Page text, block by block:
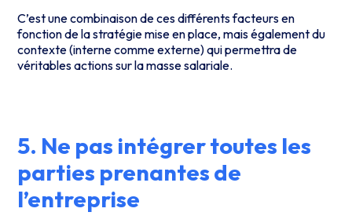
C’est une combinaison de ces différents facteurs en
fonction de la stratégie mise en place, mais également du
contexte (interne comme externe) qui permettra de
véritables actions sur la masse salariale.
5. Ne pas intégrer toutes les
parties prenantes de
l’entreprise